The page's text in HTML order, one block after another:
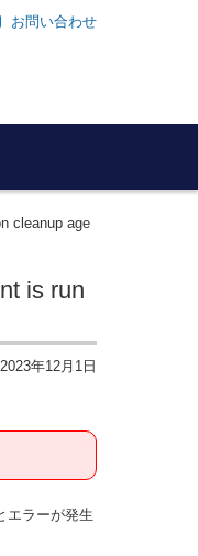
お問い合わせ
cleanup age
is run
2023年12月1日
エラーが発生